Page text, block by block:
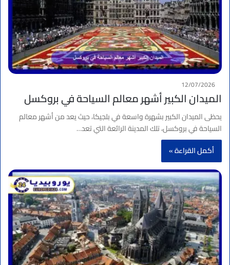
12/07/2026
الميدان الكبير أشهر معالم السياحة في بروكسل
يحظى الميدان الكبير بشهرة واسعة في بلجيكا، حيث يعد من أشهر معالم
السياحة في بروكسل، تلك المدينة الرائعة التي تعد…
أكمل القراءة »